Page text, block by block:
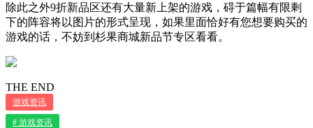
除此之外9折新品区还有大量新上架的游戏，碍于篇幅有限剩
下的阵容将以图片的形式呈现，如果里面恰好有您想要购买的
游戏的话，不妨到杉果商城新品节专区看看。
THE END
游戏资讯
# 游戏资讯